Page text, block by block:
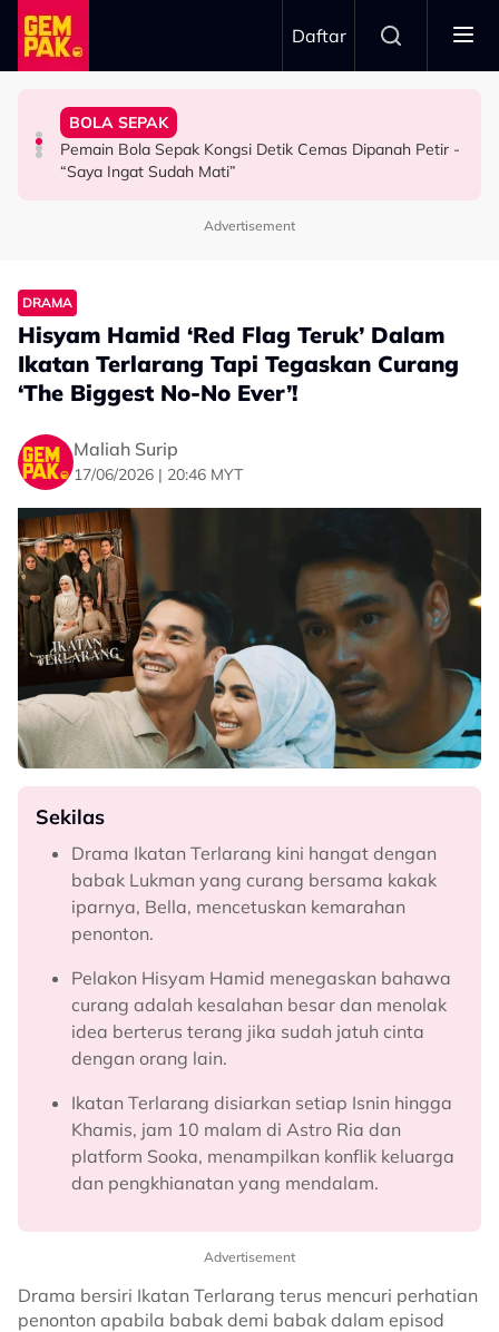
Skip to main content
Daftar
HIBURAN
Dakwa Pelakon Tak Serik Datang Lewat Ke Set,
Kesabaran Fasha Sandha Makin ‘Tipis’ - “Orang Macam
BOLA SEPAK
Pemain Bola Sepak Kongsi Detik Cemas Dipanah Petir -
“Saya Ingat Sudah Mati”
HIBURAN
Anne Ngasri Terharu Jadi Panel Program ‘Bidadari
Dambaan Syurga 2026’ - “Kita Tahu Permasalah Banyak
SELEBRITI
"Orang Keji Orang Fitnah Itu Normal" - Azza Elite
Advertisement
DRAMA
Hisyam Hamid ‘Red Flag Teruk’ Dalam
Ikatan Terlarang Tapi Tegaskan Curang
‘The Biggest No-No Ever’!
Maliah Surip
17/06/2026 | 20:46 MYT
Sekilas
Drama Ikatan Terlarang kini hangat dengan
babak Lukman yang curang bersama kakak
iparnya, Bella, mencetuskan kemarahan
penonton.
Pelakon Hisyam Hamid menegaskan bahawa
curang adalah kesalahan besar dan menolak
idea berterus terang jika sudah jatuh cinta
dengan orang lain.
Ikatan Terlarang disiarkan setiap Isnin hingga
Khamis, jam 10 malam di Astro Ria dan
platform Sooka, menampilkan konflik keluarga
dan pengkhianatan yang mendalam.
Advertisement
Drama bersiri Ikatan Terlarang terus mencuri perhatian
penonton apabila babak demi babak dalam episod